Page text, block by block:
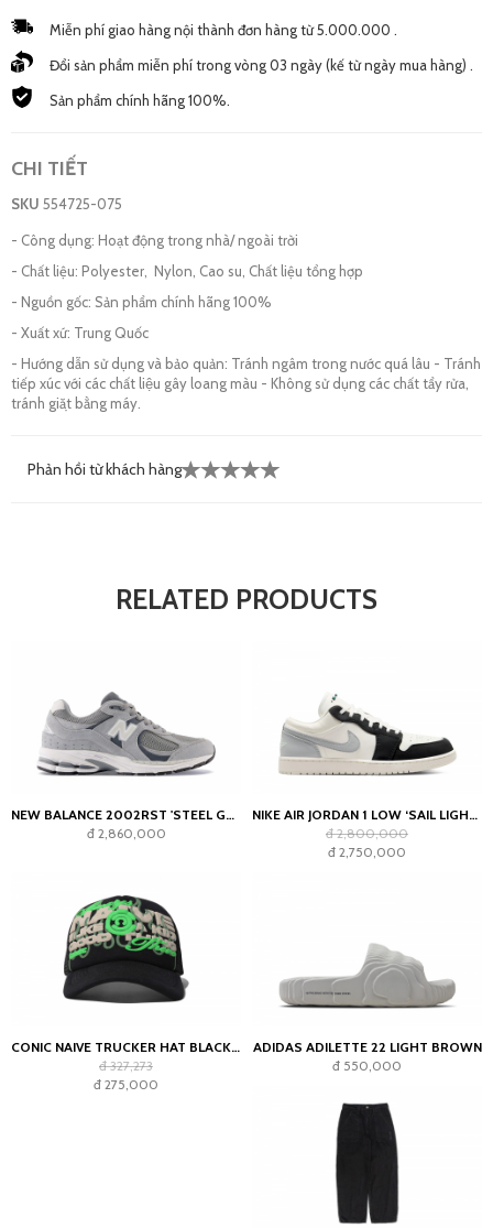
Miễn phí giao hàng nội thành đơn hàng từ 5.000.000 .
Đổi sản phẩm miễn phí trong vòng 03 ngày (kế từ ngày mua hàng) .
Sản phẩm chính hãng 100%.
CHI TIẾT
SKU 554725-075
- Công dụng: Hoạt động trong nhà/ ngoài trời
- Chất liệu: Polyester, Nylon, Cao su, Chất liệu tổng hợp
- Nguồn gốc: Sản phẩm chính hãng 100%
- Xuất xứ: Trung Quốc
- Hướng dẫn sử dụng và bảo quản: Tránh ngâm trong nước quá lâu - Tránh
tiếp xúc với các chất liệu gây loang màu - Không sử dụng các chất tẩy rửa,
tránh giặt bằng máy.
Phản hồi từ khách hàng
RELATED PRODUCTS
NEW BALANCE 2002RST 'STEEL GREY'
đ 2,860,000
NIKE AIR JORDAN 1 LOW ‘SAIL LIGHT SMOKE GREY’
đ 2,800,000
đ 2,750,000
CONIC NAIVE TRUCKER HAT BLACK GREEN
đ 327,273
đ 275,000
ADIDAS ADILETTE 22 LIGHT BROWN
đ 550,000